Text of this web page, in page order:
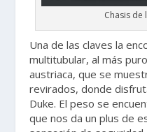
Chasis de
Una de las claves la
multitubular, al más
austriaca, que se
revirados, donde
Duke. El peso se
que nos da un plus de